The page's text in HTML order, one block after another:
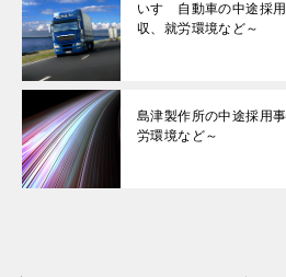
いすゞ自動車の中途採
収、就労環境など～
島津製作所の中途採用
労環境など～